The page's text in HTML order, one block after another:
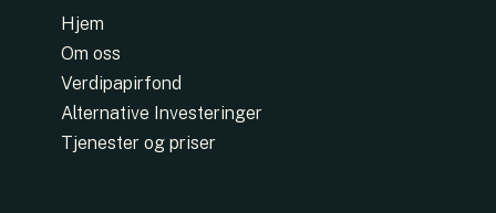
Hjem
Om oss
Verdipapirfond
Alternative Investeringer
Tjenester og priser